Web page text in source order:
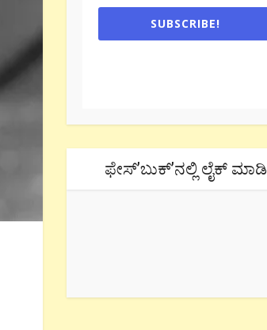
SUBSCRIBE!
ಫೇಸ್’ಬುಕ್’ನಲ್ಲಿ ಲೈಕ್ ಮಾಡಿ